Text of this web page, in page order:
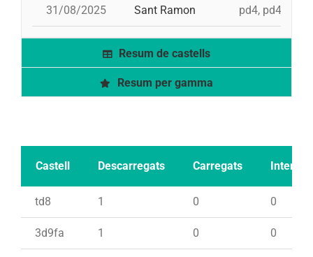
31/08/2025 Sant Ramon pd4, pd4,
Resum de castells
Resum per gamma
Castell Descarregats Carregats Intents
td8 1 0 0
3d9fa 1 0 0